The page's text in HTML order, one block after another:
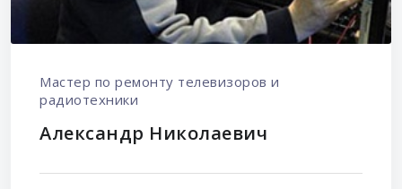
Мастер по ремонту телевизоров и
радиотехники
Александр Николаевич